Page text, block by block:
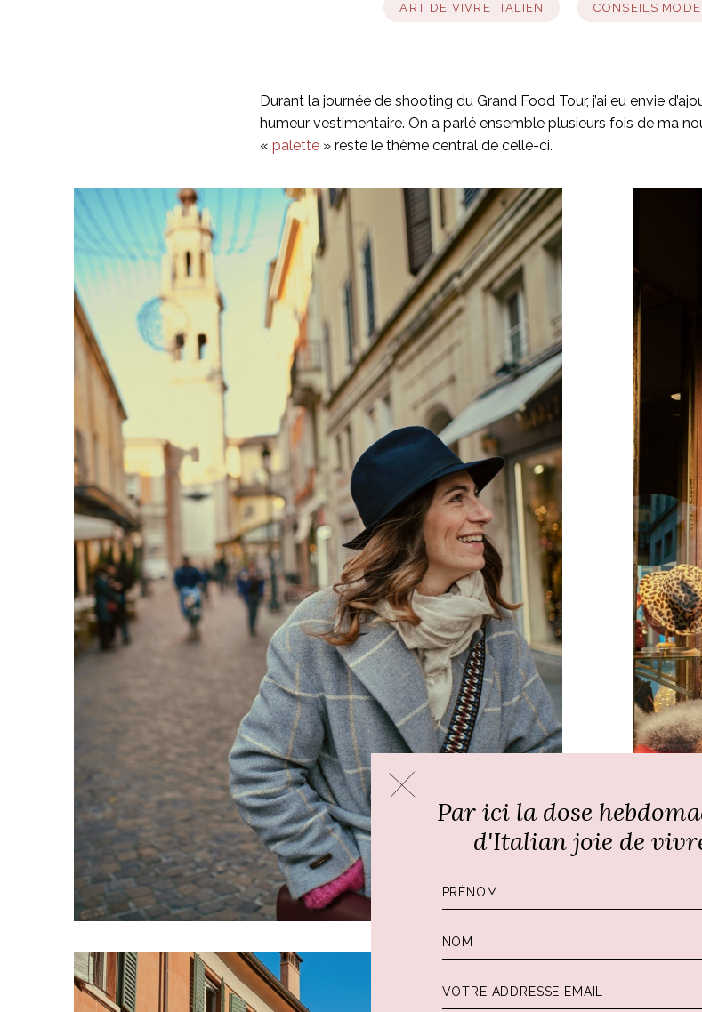
ART DE VIVRE ITALIEN CONSEILS
Durant la journée de shooting du Grand Food Tour, j’ai eu envie
humeur vestimentaire. On a parlé ensemble plusieurs fois de ma
«palette » reste le thème central de celle-ci.
Par ici la dose
d'Italian joie de